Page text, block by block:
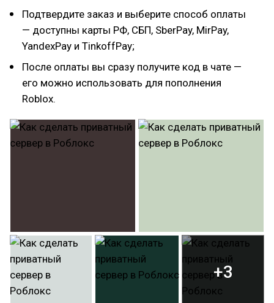
Подтвердите заказ и выберите способ оплаты
— доступны карты РФ, СБП, SberPay, MirPay,
YandexPay и TinkoffPay;
После оплаты вы сразу получите код в чате —
его можно использовать для пополнения
Roblox.
+3